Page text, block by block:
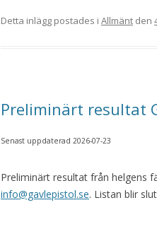
Detta inlägg postades i Allmänt den
Preliminärt resultat
Senast uppdaterad 2026-07-23
Preliminärt resultat från helgens
info@gavlepistol.se. Listan blir